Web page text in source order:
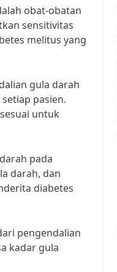
obat-obatan
sensitivitas
melitus yang
gula darah
pasien.
untuk
pada
darah, dan
diabetes
pengendalian
kadar gula